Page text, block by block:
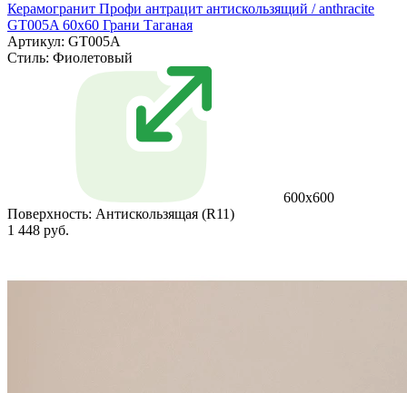
Керамогранит Профи антрацит антискользящий / anthracite
GT005A 60х60 Грани Таганая
Артикул: GT005A
Стиль: Фиолетовый
600х600
Поверхность: Антискользящая (R11)
1 448 руб.